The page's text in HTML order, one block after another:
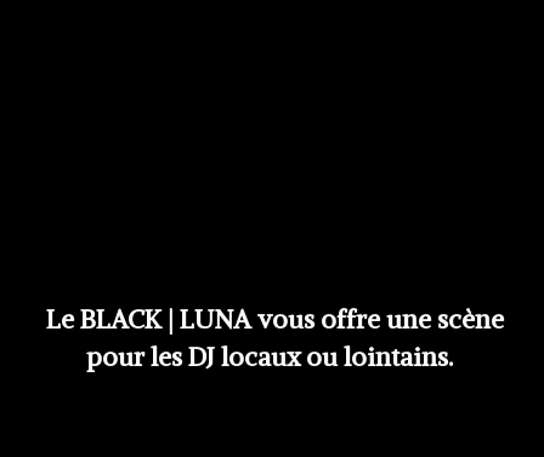
Le BLACK | LUNA vous offre une scène
pour les DJ locaux ou lointains.